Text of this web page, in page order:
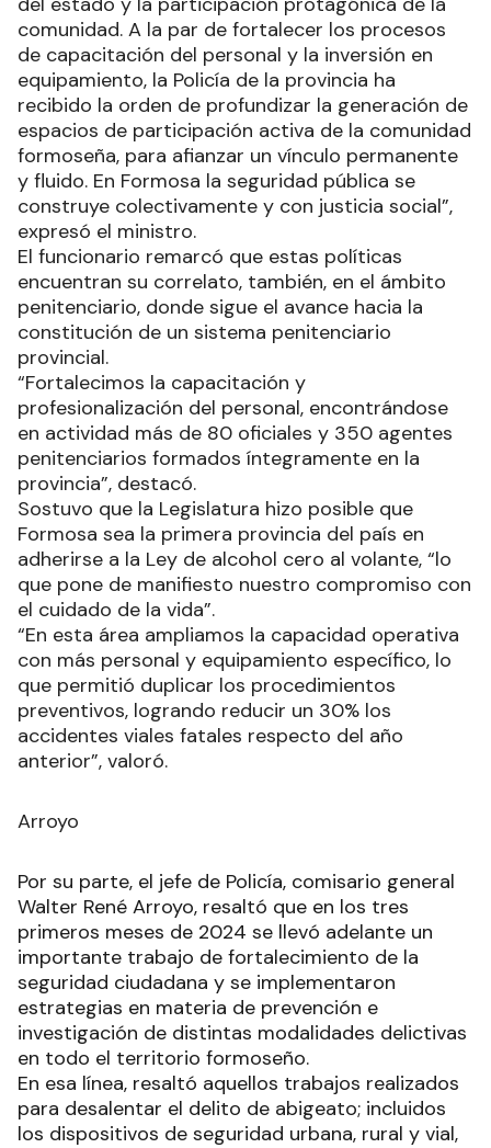
comunidad. A la par de fortalecer los procesos
de capacitación del personal y la inversión en
equipamiento, la Policía de la provincia ha
recibido la orden de profundizar la generación de
espacios de participación activa de la comunidad
formoseña, para afianzar un vínculo permanente
y fluido. En Formosa la seguridad pública se
construye colectivamente y con justicia social”,
expresó el ministro.
El funcionario remarcó que estas políticas
encuentran su correlato, también, en el ámbito
penitenciario, donde sigue el avance hacia la
constitución de un sistema penitenciario
provincial.
“Fortalecimos la capacitación y
profesionalización del personal, encontrándose
en actividad más de 80 oficiales y 350 agentes
penitenciarios formados íntegramente en la
provincia”, destacó.
Sostuvo que la Legislatura hizo posible que
Formosa sea la primera provincia del país en
adherirse a la Ley de alcohol cero al volante, “lo
que pone de manifiesto nuestro compromiso con
el cuidado de la vida”.
“En esta área ampliamos la capacidad operativa
con más personal y equipamiento específico, lo
que permitió duplicar los procedimientos
preventivos, logrando reducir un 30% los
accidentes viales fatales respecto del año
anterior”, valoró.
Arroyo
Por su parte, el jefe de Policía, comisario general
Walter René Arroyo, resaltó que en los tres
primeros meses de 2024 se llevó adelante un
importante trabajo de fortalecimiento de la
seguridad ciudadana y se implementaron
estrategias en materia de prevención e
investigación de distintas modalidades delictivas
en todo el territorio formoseño.
En esa línea, resaltó aquellos trabajos realizados
para desalentar el delito de abigeato; incluidos
los dispositivos de seguridad urbana, rural y vial,